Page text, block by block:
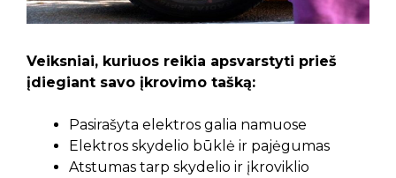
Veiksniai, kuriuos reikia apsvarstyti prieš
įdiegiant savo įkrovimo tašką:
Pasirašyta elektros galia namuose
Elektros skydelio būklė ir pajėgumas
Atstumas tarp skydelio ir įkroviklio